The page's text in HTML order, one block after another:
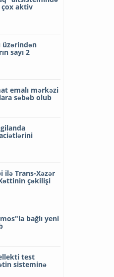
çox aktiv
üzərindən
sayı 2
emalı mərkəzi
səbəb olub
ilə Trans-Xəzər
çəkilişi
bağlı yeni
test
sisteminə